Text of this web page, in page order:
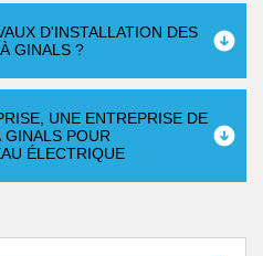
D'INSTALLATION DES
GINALS ?
UNE ENTREPRISE DE
GINALS POUR
ÉLECTRIQUE